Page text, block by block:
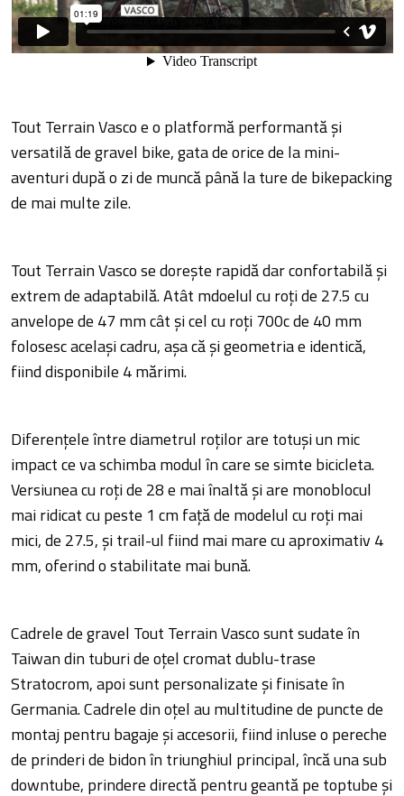
Tout Terrain Vasco e o platformă performantă și
versatilă de gravel bike, gata de orice de la mini-
aventuri după o zi de muncă până la ture de bikepacking
de mai multe zile.
Tout Terrain Vasco se dorește rapidă dar confortabilă și
extrem de adaptabilă. Atât mdoelul cu roți de 27.5 cu
anvelope de 47 mm cât și cel cu roți 700c de 40 mm
folosesc același cadru, așa că și geometria e identică,
fiind disponibile 4 mărimi.
Diferențele între diametrul roților are totuși un mic
impact ce va schimba modul în care se simte bicicleta.
Versiunea cu roți de 28 e mai înaltă și are monoblocul
mai ridicat cu peste 1 cm față de modelul cu roți mai
mici, de 27.5, și trail-ul fiind mai mare cu aproximativ 4
mm, oferind o stabilitate mai bună.
Cadrele de gravel Tout Terrain Vasco sunt sudate în
Taiwan din tuburi de oțel cromat dublu-trase
Stratocrom, apoi sunt personalizate și finisate în
Germania. Cadrele din oțel au multitudine de puncte de
montaj pentru bagaje și accesorii, fiind inluse o pereche
de prinderi de bidon în triunghiul principal, încă una sub
downtube, prindere directă pentru geantă pe toptube și